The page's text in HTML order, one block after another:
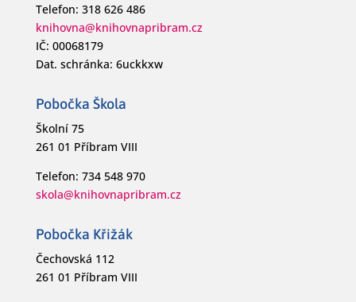
Telefon: 318 626 486
knihovna@knihovnapribram.cz
IČ: 00068179
Dat. schránka: 6uckkxw
Pobočka Škola
Školní 75
261 01 Příbram VIII
Telefon: 734 548 970
skola@knihovnapribram.cz
Pobočka Křižák
Čechovská 112
261 01 Příbram VIII